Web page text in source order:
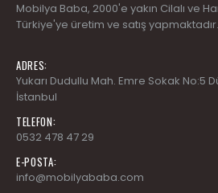
Mobilya Baba, 2000'e yakın Cilalı ve
Türkiye'ye üretim ve satış yapmaktadır.
ADRES:
Yukarı Dudullu Mah. Emre Sokak No:5
İstanbul
TELEFON:
0532 478 47 29
E-POSTA:
info@mobilyababa.com